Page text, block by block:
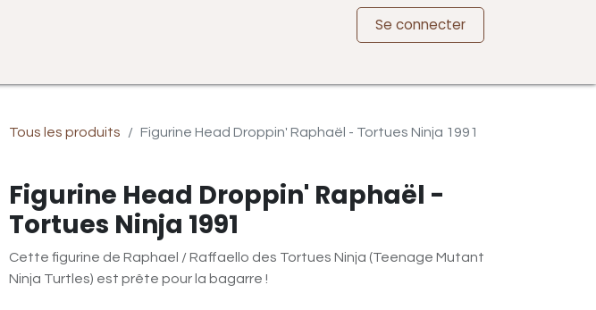
Se connecter
Tous les produits Figurine Head Droppin' Raphaël - Tortues Ninja 1991
Figurine Head Droppin' Raphaël -
Tortues Ninja 1991
Cette figurine de Raphael / Raffaello des Tortues Ninja (Teenage Mutant
Ninja Turtles) est prête pour la bagarre !